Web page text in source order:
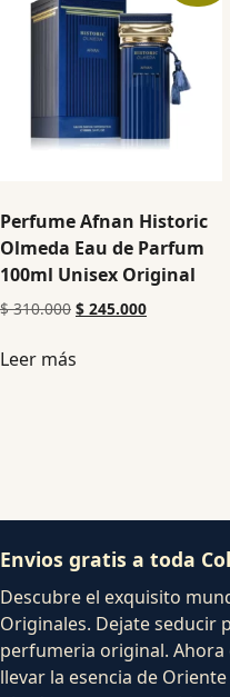
Perfume Afnan Historic
Olmeda Eau de Parfum
100ml Unisex Original
$310.000 $ 245.000
Leer más
Envios gratis a toda
Descubre el exquisito
Originales. Dejate seducir
perfumeria original. Ahora
llevar la esencia de